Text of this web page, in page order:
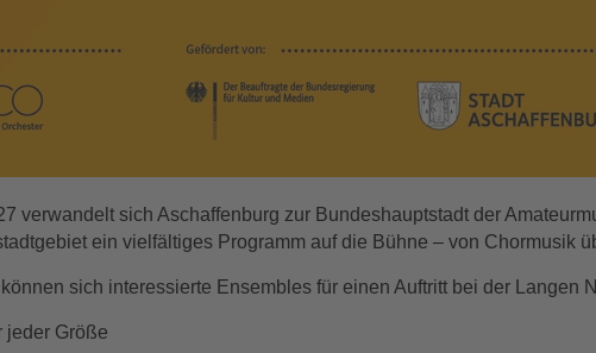
verwandelt sich Aschaffenburg zur Bundeshauptstadt der
ein vielfältiges Programm auf die Bühne – von Chormusik
sich interessierte Ensembles für einen Auftritt bei der Langen
jeder Größe